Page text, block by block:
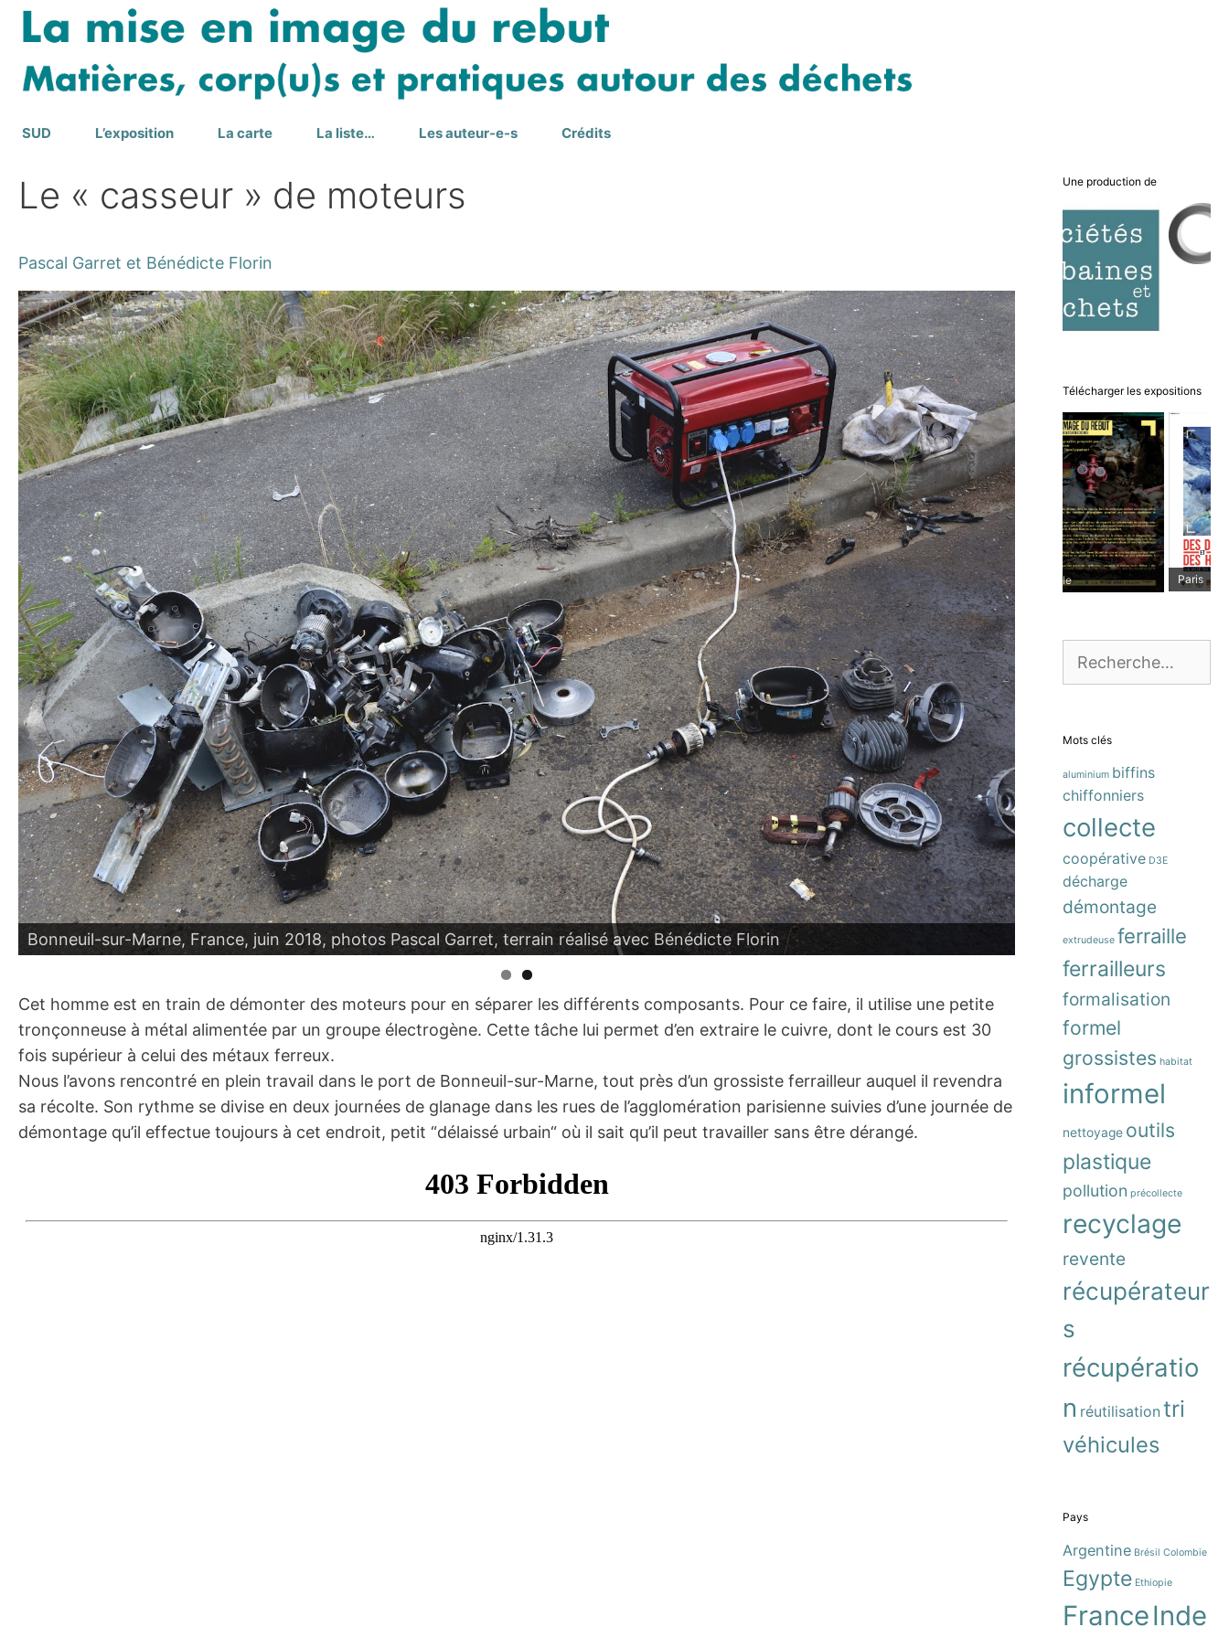
Aller
contenu
SUD L’exposition La carte La liste… Les auteur-e-s Crédits
Le « casseur » de moteurs
Pascal Garret et Bénédicte Florin
Bonneuil-sur-Marne, France, juin 2018, photos Pascal Garret, terrain réalisé avec Bénédicte Florin
Cet homme est en train de démonter des moteurs pour en séparer les différents composants. Pour ce faire, il utilise une petite
tronçonneuse à métal alimentée par un groupe électrogène. Cette tâche lui permet d’en extraire le cuivre, dont le cours est 30
fois supérieur à celui des métaux ferreux.
Nous l’avons rencontré en plein travail dans le port de Bonneuil-sur-Marne, tout près d’un grossiste ferrailleur auquel il revendra
sa récolte. Son rythme se divise en deux journées de glanage dans les rues de l’agglomération parisienne suivies d’une journée de
démontage qu’il effectue toujours à cet endroit, petit “délaissé urbain“ où il sait qu’il peut travailler sans être dérangé.
Une production de
Télécharger les expositions
Marseille Paris
Mots clés
aluminium biffins
chiffonniers
collecte
coopérative D3E
décharge
démontage
extrudeuse ferraille
ferrailleurs
formalisation
formel
grossistes habitat
informel
nettoyage outils
plastique
pollution précollecte
recyclage
revente
récupérateur
s
récupératio
n réutilisation tri
véhicules
Pays
Argentine Brésil Colombie
Egypte Ethiopie
FranceInde